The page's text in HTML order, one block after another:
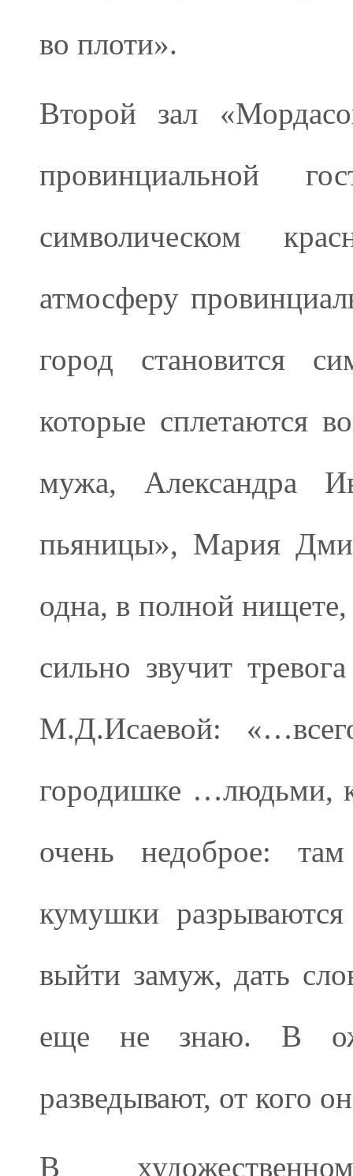
во плоти».
Второй зал
провинциальной
символическом
атмосферу
город становится
которые сплетаются
мужа, Александра
пьяницы», Мария
одна, в полной
сильно звучит
М.Д.Исаевой:
городишке …людьми,
очень недоброе:
кумушки
выйти замуж, дать
еще не знаю. В
разведывают, от кого
В